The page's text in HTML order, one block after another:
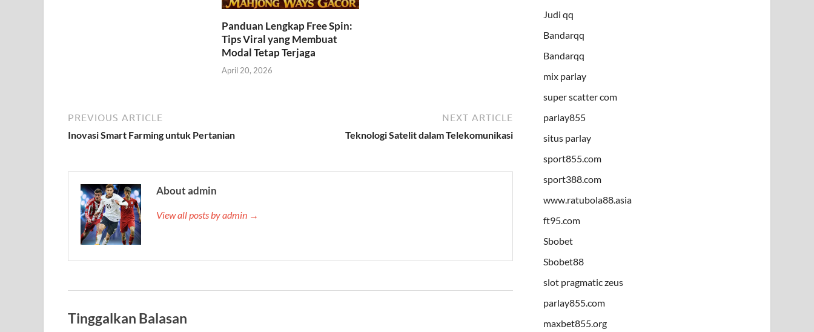
Panduan Lengkap Free Spin:
Tips Viral yang Membuat
Modal Tetap Terjaga
April 20, 2026
PREVIOUS ARTICLE
Inovasi Smart Farming untuk Pertanian
NEXT ARTICLE
Teknologi Satelit dalam Telekomunikasi
About admin
View all posts by admin →
Tinggalkan Balasan
Judi qq
Bandarqq
Bandarqq
mix parlay
super scatter com
parlay855
situs parlay
sport855.com
sport388.com
www.ratubola88.asia
ft95.com
Sbobet
Sbobet88
slot pragmatic zeus
parlay855.com
maxbet855.org